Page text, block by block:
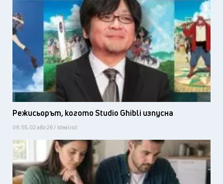
Режисьорът, когото Studio Ghibli изпусна
08:55, 02 авг 26 / Idealisti